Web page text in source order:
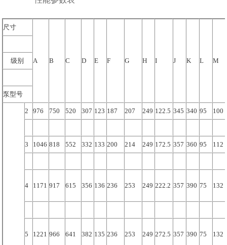
尺寸
A B C D E F G H I J K L M
级别
泵型号
2 976 750 520 307 123 187 207 249 122.5 345 340 95 100
3 1046 818 552 332 133 200 214 249 172.5 357 360 95 112
4 1171 917 615 356 136 236 253 249 222.2 357 390 75 132
5 1221 966 641 382 135 236 253 249 272.5 357 390 75 132